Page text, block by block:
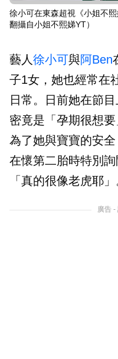
徐小可在東森超視《小姐不
翻攝自小姐不熙娣YT）
藝人徐小可與阿Ben
子1女，她也經常在
日常。日前她在節
密竟是「孕期很想
為了她與寶寶的安
在懷第二胎時特別詢
「真的很像老虎耶」
廣告